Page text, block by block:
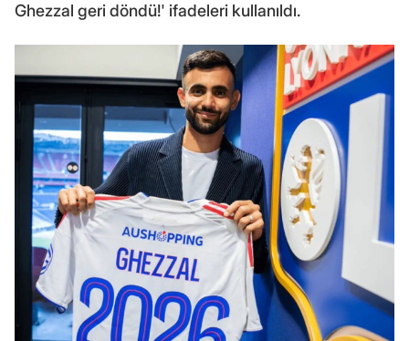
Ghezzal geri döndü!' ifadeleri kullanıldı.